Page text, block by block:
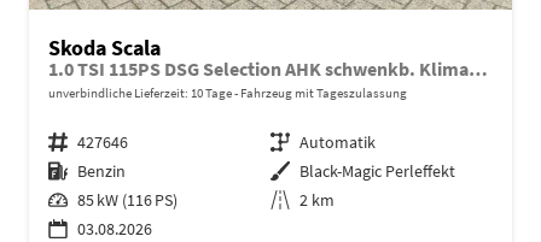
Skoda Scala
1.0 TSI 115PS DSG Selection AHK schwenkb. Klimaautomatik Sitzheizung PDC Rückf.Kamera Apple CarPlay Android Auto
unverbindliche Lieferzeit: 10 Tage Fahrzeug mit Tageszulassung
Fahrzeugnr. 427646 Getriebe Automatik
Kraftstoff Benzin Außenfarbe Black-Magic Perleffekt
Leistung 85 kW (116 PS) Kilometerstand 2 km
03.08.2026